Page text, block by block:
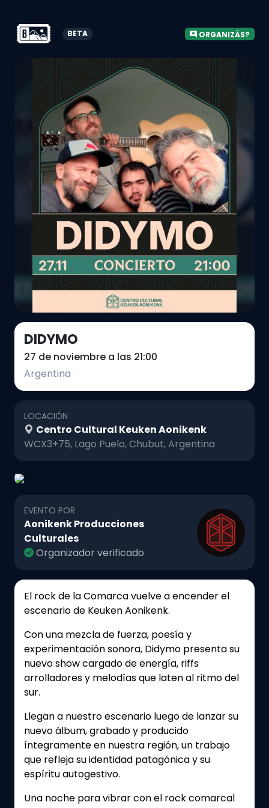
BETA ORGANIZÁS?
DIDYMO
27 de noviembre a las 21:00
Argentina
LOCACIÓN
Centro Cultural Keuken Aonikenk
WCX3+75, Lago Puelo, Chubut, Argentina
EVENTO POR
Aonikenk Producciones
Culturales
Organizador verificado
El rock de la Comarca vuelve a encender el
escenario de Keuken Aonikenk.
Con una mezcla de fuerza, poesía y
experimentación sonora, Didymo presenta su
nuevo show cargado de energía, riffs
arrolladores y melodías que laten al ritmo del
sur.
Llegan a nuestro escenario luego de lanzar su
nuevo álbum, grabado y producido
íntegramente en nuestra región, un trabajo
que refleja su identidad patagónica y su
espíritu autogestivo.
Una noche para vibrar con el rock comarcal